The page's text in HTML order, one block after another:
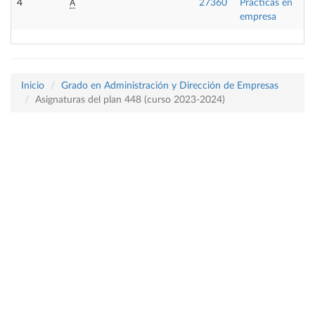
4 27360
Prácticas en
empresa
Inicio
Grado en Administración y Dirección de Empresas
Asignaturas del plan 448 (curso 2023-2024)